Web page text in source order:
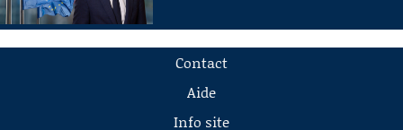
Contact
Aide
Info site